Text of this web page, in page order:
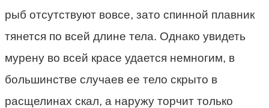
рыб отсутствуют вовсе, зато спинной плавник
тянется по всей длине тела. Однако увидеть
мурену во всей красе удается немногим, в
большинстве случаев ее тело скрыто в
расщелинах скал, а наружу торчит только